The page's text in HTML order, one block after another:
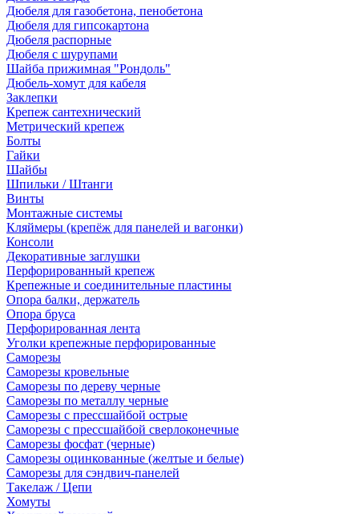
Дюбеля для газобетона, пенобетона
Дюбеля для гипсокартона
Дюбеля распорные
Дюбеля с шурупами
Шайба прижимная "Рондоль"
Дюбель-хомут для кабеля
Заклепки
Крепеж сантехнический
Метрический крепеж
Болты
Гайки
Шайбы
Шпильки / Штанги
Винты
Монтажные системы
Кляймеры (крепёж для панелей и вагонки)
Консоли
Декоративные заглушки
Перфорированный крепеж
Крепежные и соединительные пластины
Опора балки, держатель
Опора бруса
Перфорированная лента
Уголки крепежные перфорированные
Саморезы
Саморезы кровельные
Саморезы по дереву черные
Саморезы по металлу черные
Саморезы с прессшайбой острые
Саморезы с прессшайбой сверлоконечные
Саморезы фосфат (черные)
Саморезы оцинкованные (желтые и белые)
Саморезы для сэндвич-панелей
Такелаж / Цепи
Хомуты